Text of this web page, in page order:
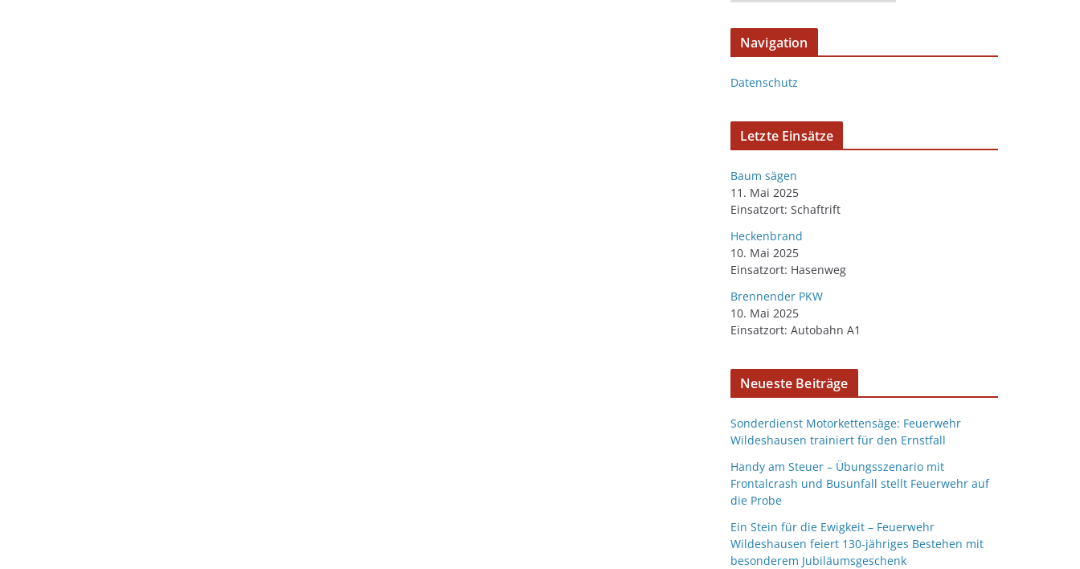
Navigation
Datenschutz
Letzte Einsätze
Baum sägen
11. Mai 2025
Einsatzort: Schaftrift
Heckenbrand
10. Mai 2025
Einsatzort: Hasenweg
Brennender PKW
10. Mai 2025
Einsatzort: Autobahn A1
Neueste Beiträge
Sonderdienst Motorkettensäge: Feuerwehr
Wildeshausen trainiert für den Ernstfall
Handy am Steuer – Übungsszenario mit
Frontalcrash und Busunfall stellt Feuerwehr auf
die Probe
Ein Stein für die Ewigkeit – Feuerwehr
Wildeshausen feiert 130-jähriges Bestehen mit
besonderem Jubiläumsgeschenk